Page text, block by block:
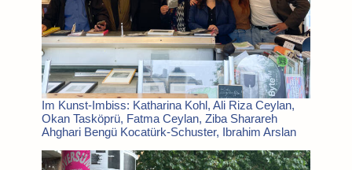
Im Kunst-Imbiss: Katharina Kohl, Ali Riza Ceylan,
Okan Tasköprü, Fatma Ceylan, Ziba Sharareh
Ahghari Bengü Kocatürk-Schuster, Ibrahim Arslan